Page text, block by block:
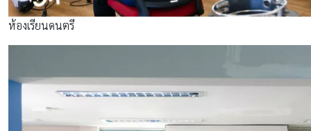
ห้องเรียนดนตรี